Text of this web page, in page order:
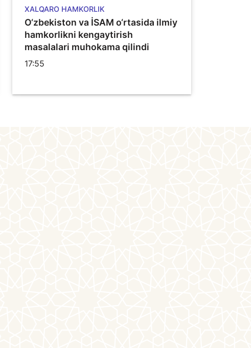
XALQARO HAMKORLIK
O‘zbekiston va İSAM o‘rtasida ilmiy
hamkorlikni kengaytirish
masalalari muhokama qilindi
17:55